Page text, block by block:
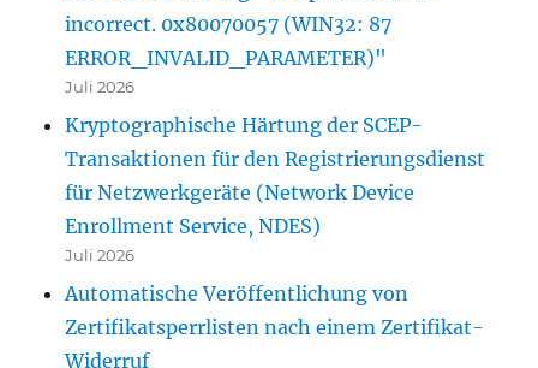
incorrect. 0x80070057 (WIN32: 87
ERROR_INVALID_PARAMETER)"
Juli 2026
Kryptographische Härtung der SCEP-
Transaktionen für den Registrierungsdienst
für Netzwerkgeräte (Network Device
Enrollment Service, NDES)
Juli 2026
Automatische Veröffentlichung von
Zertifikatsperrlisten nach einem Zertifikat-
Widerruf